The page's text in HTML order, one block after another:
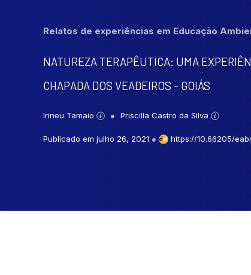
Relatos de experiências em Educação
NATUREZA TERAPÊUTICA: UMA
CHAPADA DOS VEADEIROS - GOIÁS
Irineu Tamaio Priscilla Castro da Silva
Publicado em julho 26, 2021 ● https://10.66205/